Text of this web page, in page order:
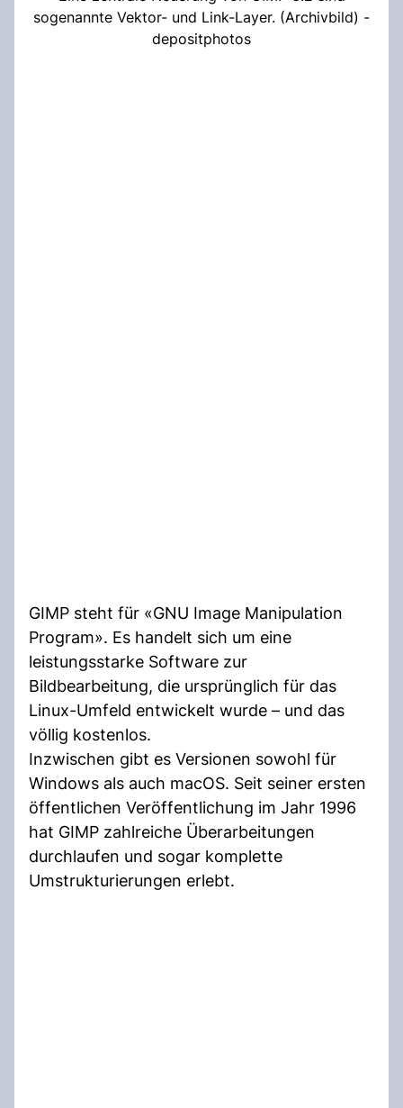
sogenannte Vektor- und Link-Layer. (Archivbild) -
depositphotos
GIMP steht für «GNU Image Manipulation
Program». Es handelt sich um eine
leistungsstarke Software zur
Bildbearbeitung, die ursprünglich für das
Linux-Umfeld entwickelt wurde – und das
völlig kostenlos.
Inzwischen gibt es Versionen sowohl für
Windows als auch macOS. Seit seiner ersten
öffentlichen Veröffentlichung im Jahr 1996
hat GIMP zahlreiche Überarbeitungen
durchlaufen und sogar komplette
Umstrukturierungen erlebt.